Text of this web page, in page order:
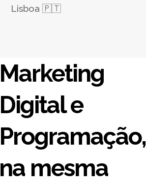
Lisboa 🇵🇹
Marketing
Digital e
Programação,
na mesma